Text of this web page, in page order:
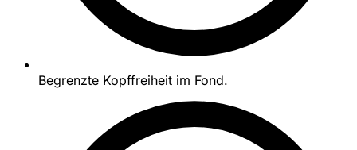
Begrenzte Kopffreiheit im Fond.